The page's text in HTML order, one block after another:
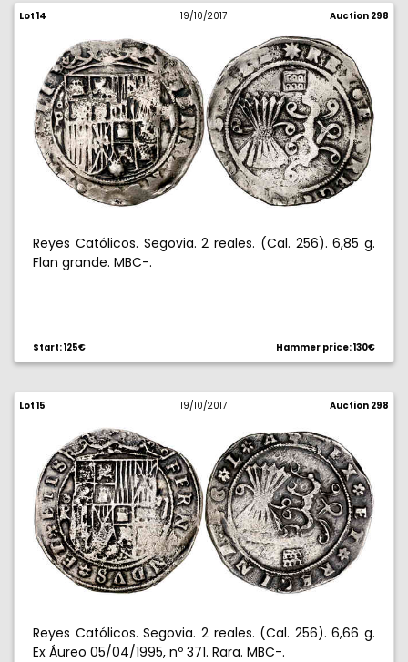
Lot 14 19/10/2017 Auction 298
Reyes Católicos. Segovia. 2 reales. (Cal. 256). 6,85 g.
Flan grande. MBC-.
Start: 125€ Hammer price: 130€
Lot 15 19/10/2017 Auction 298
Reyes Católicos. Segovia. 2 reales. (Cal. 256). 6,66 g.
Ex Áureo 05/04/1995, nº 371. Rara. MBC-.